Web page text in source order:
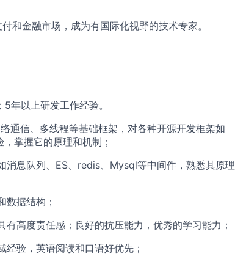
和金融市场，成为有国际化视野的技术专家。
年以上研发工作经验。
通信、多线程等基础框架，对各种开源开发框架如
掌握它的原理和机制；
消息队列、ES、redis、Mysql等中间件，熟悉其原理
数据结构；
高度责任感；良好的抗压能力，优秀的学习能力；
验，英语阅读和口语好优先；